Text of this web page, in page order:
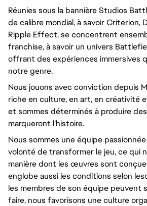
Réunies sous la bannière Studios
de calibre mondial, à savoir Criterion,
Ripple Effect, se concentrent
franchise, à savoir un univers
offrant des expériences immersives
notre genre.
Nous jouons avec conviction depuis
riche en culture, en art, en créativité
et sommes déterminés à produire
marqueront l’histoire.
Nous sommes une équipe
volonté de transformer le jeu, ce qui
manière dont les œuvres sont
englobe aussi les conditions selon
les membres de son équipe peuvent
faire, nous favorisons une culture